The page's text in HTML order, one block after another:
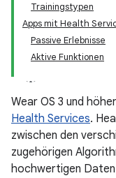
Trainingstypen
Apps mit Health
Passive Erlebnisse
Aktive Funktionen
Wear OS 3 und
Health Services.
zwischen den
zugehörigen
hochwertigen Daten